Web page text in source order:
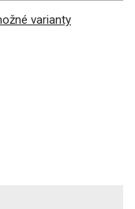
varianty